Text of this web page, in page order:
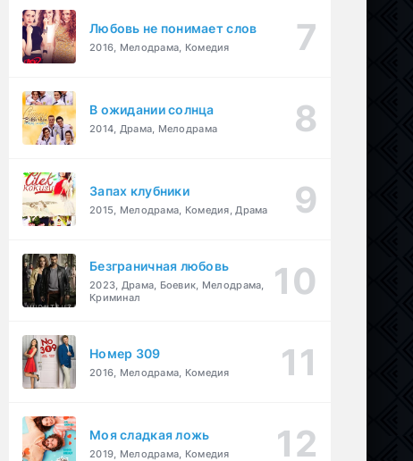
Любовь не понимает слов
2016, Мелодрама, Комедия
В ожидании солнца
2014, Драма, Мелодрама
Запах клубники
2015, Мелодрама, Комедия, Драма
Безграничная любовь
2023, Драма, Боевик, Мелодрама,
Криминал
Номер 309
2016, Мелодрама, Комедия
Моя сладкая ложь
2019, Мелодрама, Комедия